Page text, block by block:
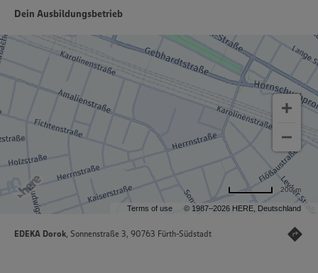
Dein Ausbildungsbetrieb
Terms of use © 1987–2026 HERE, Deutschland
200 m
EDEKA Dorok, Sonnenstraße 3, 90763 Fürth-Südstadt